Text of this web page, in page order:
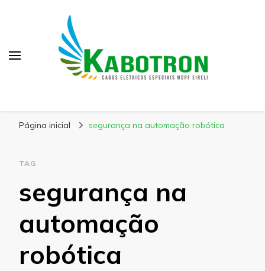
Página inicial segurança na automação robótica
TAG
segurança na
automação
robótica